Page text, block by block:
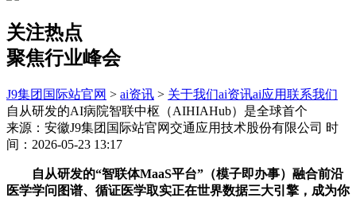
关注热点
聚焦行业峰会
J9集团国际站官网 > ai资讯 > 关于我们ai资讯ai应用联系我们
自从研发的AI病院智联中枢（AIHIAHub）是全球首个
来源：安徽J9集团国际站官网交通应用技术股份有限公司 时
间：2026-05-23 13:17
自从研发的“智联体MaaS平台”（模子即办事）融合前沿
医学学问图谱、循证医学取实正在世界数据三大引擎，成为你